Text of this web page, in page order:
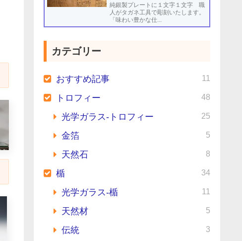
純銀製プレートに１文字１文字 職
人がタガネ工具で彫刻いたします。
「味わい豊かな仕...
カテゴリー
おすすめ記事 11
トロフィー 48
光学ガラス-トロフィー 25
金箔 5
天然石 8
楯 34
光学ガラス-楯 11
天然材 5
伝統 3